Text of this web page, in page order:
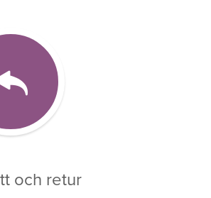
och retur